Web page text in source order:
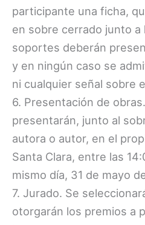
participante una ficha,
en sobre cerrado junto
soportes deberán
y en ningún caso se
ni cualquier señal sobre
6. Presentación de
presentarán, junto al
autora o autor, en el
Santa Clara, entre las
mismo día, 31 de mayo
7. Jurado. Se
otorgarán los premios a